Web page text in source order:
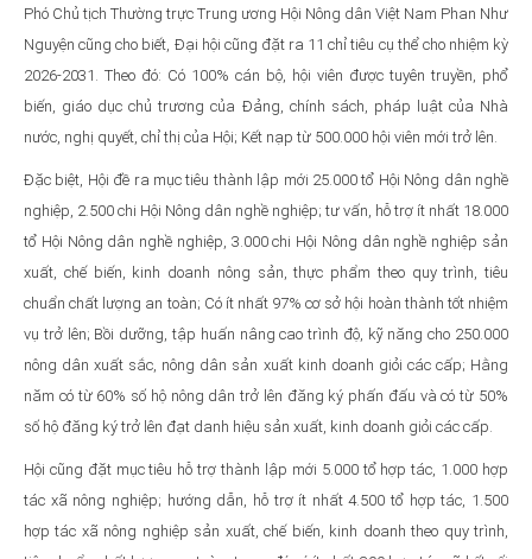
Phó Chủ tịch Thường trực Trung ương Hội Nông dân Việt Nam Phan Như
Nguyện cũng cho biết, Đại hội cũng đặt ra 11 chỉ tiêu cụ thể cho nhiệm kỳ
2026-2031. Theo đó: Có 100% cán bộ, hội viên được tuyên truyền, phổ
biến, giáo dục chủ trương của Đảng, chính sách, pháp luật của Nhà
nước, nghị quyết, chỉ thị của Hội; Kết nạp từ 500.000 hội viên mới trở lên.
Đặc biệt, Hội đề ra mục tiêu thành lập mới 25.000 tổ Hội Nông dân nghề
nghiệp, 2.500 chi Hội Nông dân nghề nghiệp; tư vấn, hỗ trợ ít nhất 18.000
tổ Hội Nông dân nghề nghiệp, 3.000 chi Hội Nông dân nghề nghiệp sản
xuất, chế biến, kinh doanh nông sản, thực phẩm theo quy trình, tiêu
chuẩn chất lượng an toàn; Có ít nhất 97% cơ sở hội hoàn thành tốt nhiệm
vụ trở lên; Bồi dưỡng, tập huấn nâng cao trình độ, kỹ năng cho 250.000
nông dân xuất sắc, nông dân sản xuất kinh doanh giỏi các cấp; Hằng
năm có từ 60% số hộ nông dân trở lên đăng ký phấn đấu và có từ 50%
số hộ đăng ký trở lên đạt danh hiệu sản xuất, kinh doanh giỏi các cấp.
Hội cũng đặt mục tiêu hỗ trợ thành lập mới 5.000 tổ hợp tác, 1.000 hợp
tác xã nông nghiệp; hướng dẫn, hỗ trợ ít nhất 4.500 tổ hợp tác, 1.500
hợp tác xã nông nghiệp sản xuất, chế biến, kinh doanh theo quy trình,